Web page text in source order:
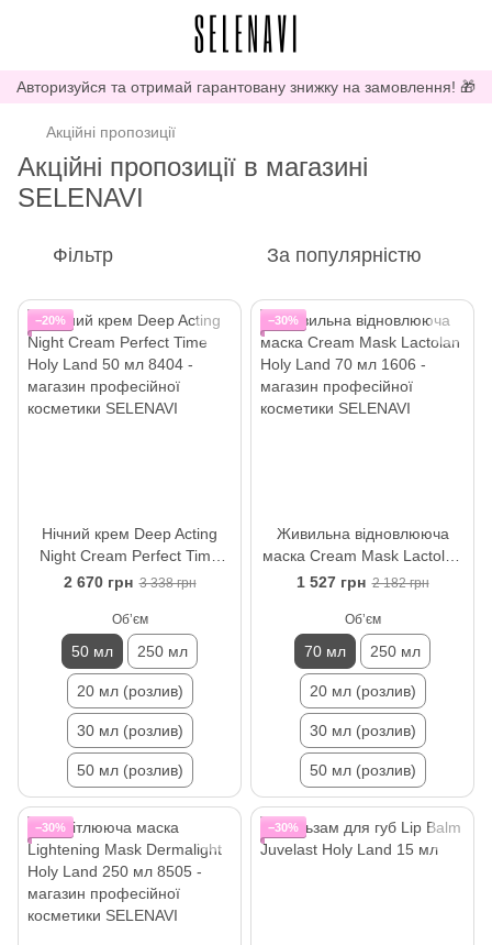
Авторизуйся та отримай гарантовану знижку на замовлення! 🎁
Акційні пропозиції
Акційні пропозиції в магазині
SELENAVI
Фільтр За популярністю
−20%
Нічний крем Deep Acting
Night Cream Perfect Time
Holy Land 50 мл
2 670 грн 3 338 грн
Обʼєм
50 мл 250 мл
20 мл (розлив)
30 мл (розлив)
50 мл (розлив)
−30%
Живильна відновлююча
маска Cream Mask Lactolan
Holy Land 70 мл
1 527 грн 2 182 грн
Обʼєм
70 мл 250 мл
20 мл (розлив)
30 мл (розлив)
50 мл (розлив)
−30% −30%